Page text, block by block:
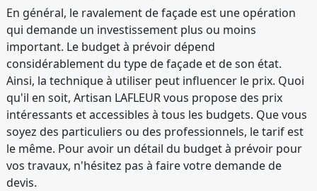
En général, le ravalement de façade est une opération
qui demande un investissement plus ou moins
important. Le budget à prévoir dépend
considérablement du type de façade et de son état.
Ainsi, la technique à utiliser peut influencer le prix. Quoi
qu'il en soit, Artisan LAFLEUR vous propose des prix
intéressants et accessibles à tous les budgets. Que vous
soyez des particuliers ou des professionnels, le tarif est
le même. Pour avoir un détail du budget à prévoir pour
vos travaux, n'hésitez pas à faire votre demande de
devis.